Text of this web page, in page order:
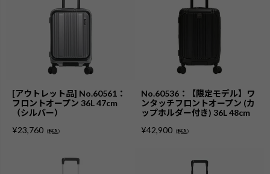
[アウトレット品] No.60561：
フロントオープン 36L 47cm
（シルバー）
¥23,760 （税込）
No.60536：【限定モデル】ワ
ンタッチフロントオープン (カ
ップホルダー付き) 36L 48cm
¥42,900 （税込）